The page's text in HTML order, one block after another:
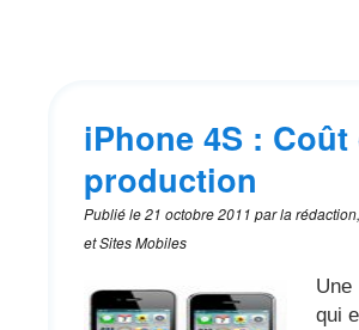
iPhone 4S : Coût
production
Publié le21 octobre 2011 parla rédaction,
et Sites Mobiles
qui